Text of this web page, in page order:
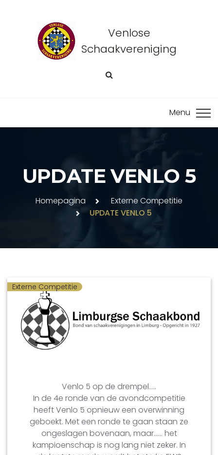
Venlose
Schaakvereniging
UPDATE VENLO 5
Homepagina
Externe Competitie
UPDATE VENLO 5
Externe Competitie
Venlo 5 op de drempel…..
In de 4e ronde van de avondcompetitie
heeft Venlo 5 opnieuw een overwinning
geboekt. Met een ronde te gaan staan ze
ongeslagen bovenaan, maar…… het
kampioenschap is nog lang niet zeker. In